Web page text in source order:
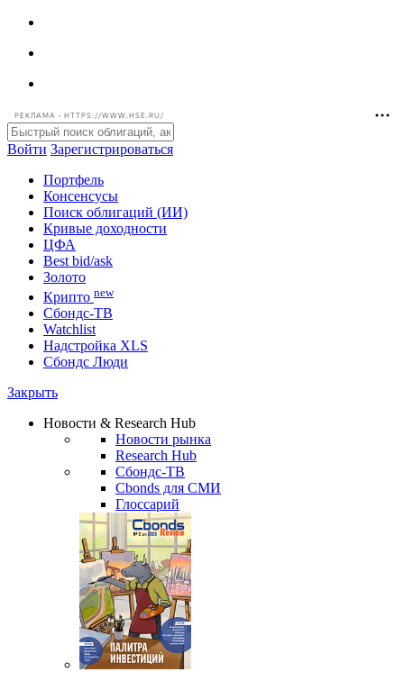
РЕКЛАМА • HTTPS://WWW.HSE.RU/
Войти Зарегистрироваться
Портфель
Консенсусы
Поиск облигаций (ИИ)
Кривые доходности
ЦФА
Best bid/ask
Золото
Крипто new
Watchlist
Сбондс Люди
Новости & Research Hub
Новости рынка
Research Hub
Сбондс-ТВ
Cbonds для СМИ
Глоссарий